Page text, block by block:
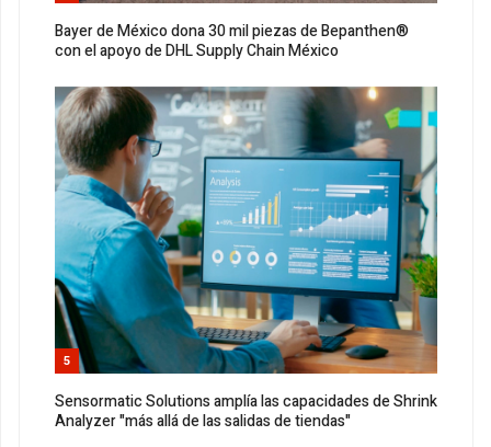
Bayer de México dona 30 mil piezas de Bepanthen®
con el apoyo de DHL Supply Chain México
5
Sensormatic Solutions amplía las capacidades de Shrink
Analyzer "más allá de las salidas de tiendas"